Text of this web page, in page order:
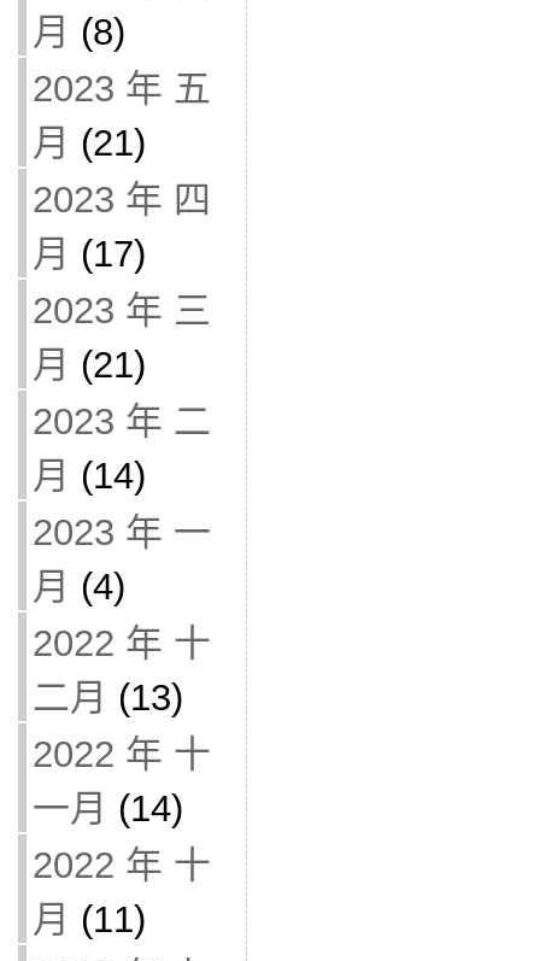
月 (8)
2023 年 五
月 (21)
2023 年 四
月 (17)
2023 年 三
月 (21)
2023 年 二
月 (14)
2023 年 一
月 (4)
2022 年 十
二月 (13)
2022 年 十
一月 (14)
2022 年 十
月 (11)